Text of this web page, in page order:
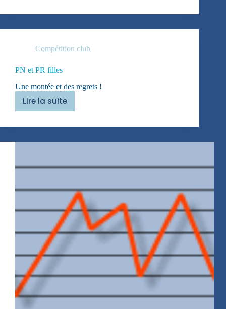
PN
garçons
Compétition club
PN et PR filles
Une montée et des regrets !
Lire la suite
PN
PR
filles